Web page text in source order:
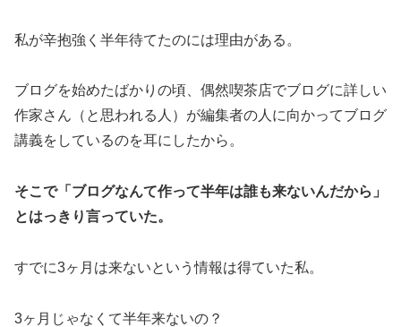
私が辛抱強く半年待てたのには理由がある。
ブログを始めたばかりの頃、偶然喫茶店でブログに詳しい
作家さん（と思われる人）が編集者の人に向かってブログ
講義をしているのを耳にしたから。
そこで「ブログなんて作って半年は誰も来ないんだから」
とはっきり言っていた。
すでに3ヶ月は来ないという情報は得ていた私。
3ヶ月じゃなくて半年来ないの？